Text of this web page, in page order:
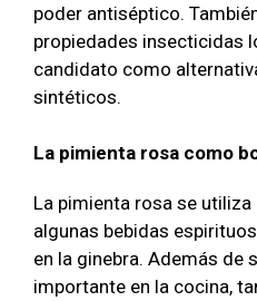
poder antiséptico.
propiedades insecticidas
candidato como
sintéticos.
La pimienta rosa como
La pimienta rosa se
algunas bebidas
en la ginebra. Además de
importante en la cocina,